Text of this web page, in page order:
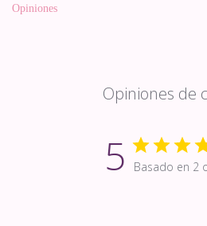
Opiniones
Opiniones de
5 Basado en 2